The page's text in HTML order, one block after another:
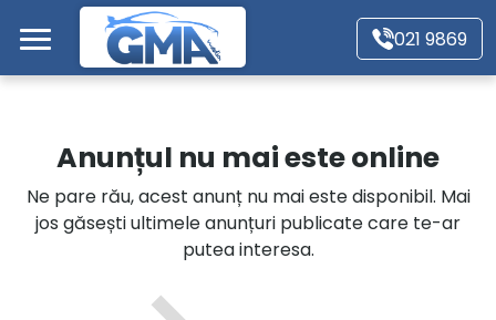
Mergi direct la conținutul principal
021 9869
Autoturisme
Motociclete
Autoutilitare
Anunțul nu mai este online
Ne pare rău, acest anunț nu mai este disponibil. Mai
jos găsești ultimele anunțuri publicate care te-ar
putea interesa.